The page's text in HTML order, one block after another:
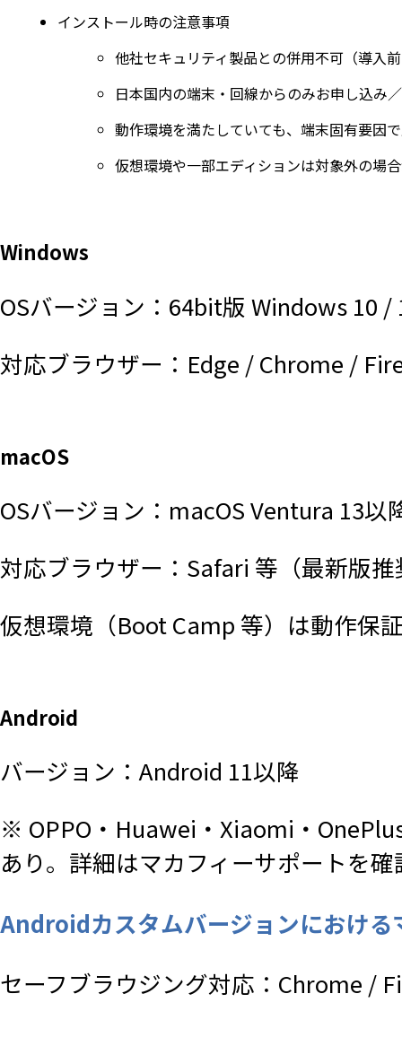
インストール時の注意事項
他社セキュリティ製品との併用不可（導入
日本国内の端末・回線からのみお申し込み
動作環境を満たしていても、端末固有要因
仮想環境や一部エディションは対象外の場
Windows
OSバージョン：64bit版 Windows 10
対応ブラウザー：Edge / Chrome /
macOS
OSバージョン：macOS Ventura 13以
対応ブラウザー：Safari 等（最新版
仮想環境（Boot Camp 等）は動作保
Android
バージョン：Android 11以降
※ OPPO・Huawei・Xiaomi・
あり。詳細はマカフィーサポートを
Androidカスタムバージョンにおけ
セーフブラウジング対応：Chrome /